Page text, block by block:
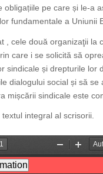
pe care și le-a
fundamentale a Uniunii
, cele două organizaţii
care i se solicită să
sindicale și drepturile
dialogului social și să
mișcării sindicale este
integral al scrisorii.